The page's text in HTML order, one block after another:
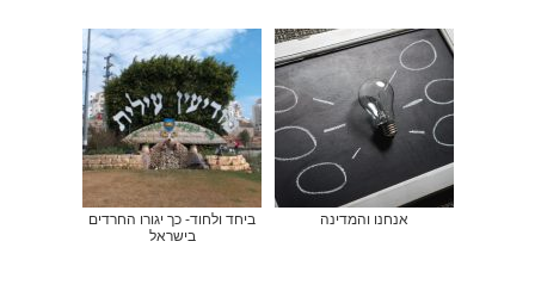
אנחנו והמדינה
ביחד ולחוד- כך יגורו החרדים
בישראל